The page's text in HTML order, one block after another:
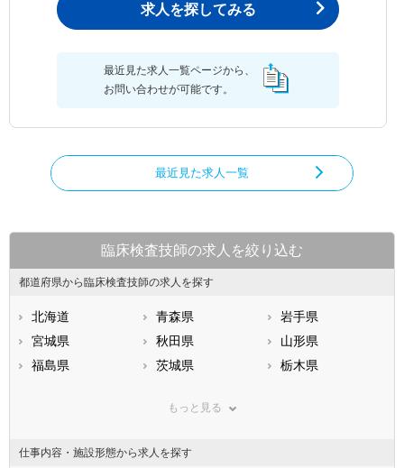
求人を探してみる
最近見た求人一覧ページから、
お問い合わせが可能です。
最近見た求人一覧
臨床検査技師の求人を絞り込む
都道府県から臨床検査技師の求人を探す
北海道 青森県
岩手県
宮城県
秋田県
山形県
福島県
茨城県
栃木県
神奈川県
石川県
福井県
もっと見る
仕事内容・施設形態から求人を探す